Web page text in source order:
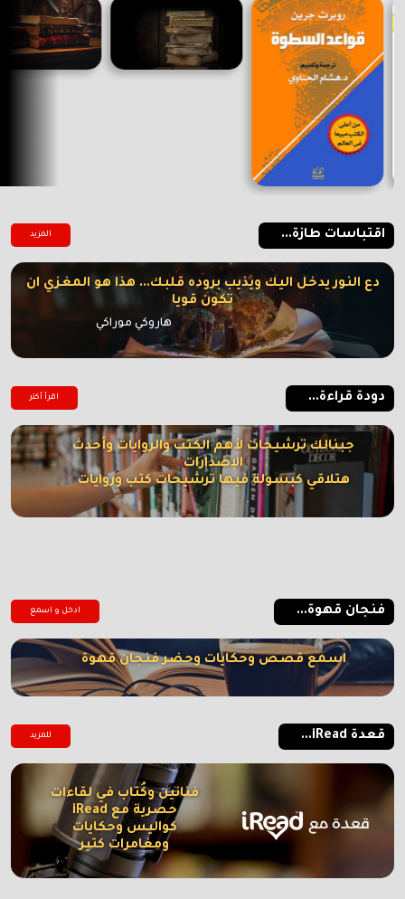
اقتباسات طازة... المزيد
دع النور يدخل اليك ويذيب بروده قلبك... هذا هو المغزي ان
تكون قويا
هاروكي موراكي
دودة قراءة... اقرأ أكتر
جبنالك ترشيحات لأهم الكتب والروايات وأحدث
الإصدارات
هتلاقي كبسولة فيها ترشيحات كتب وروايات
فنجان قهوة... ادخل و اسمع
اسمع قصص وحكايات وحضر فنجان قهوة
قعدة iRead... للمزيد
فنانين وكُتاب في لقاءات
حصرية مع iRead
كواليس وحكايات
ومغامرات كتير